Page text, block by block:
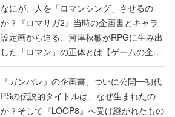
なにが、人を「ロマンシング」させるの
か？『ロマサガ2』当時の企画書とキャラ
設定画から迫る、河津秋敏がRPGに生み出
した「ロマン」の正体とは【ゲームの企画
書】
『ガンパレ』の企画書、ついに公開━初代
PSの伝説的タイトルは、なぜ生まれたの
か？そして『LOOP8』へ受け継がれたもの